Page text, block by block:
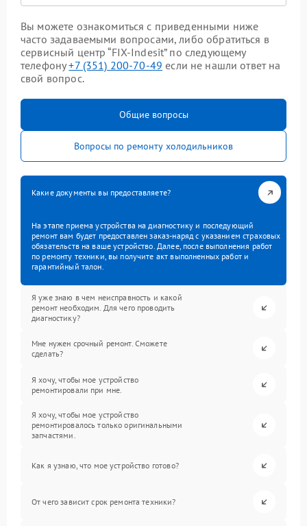
Вы можете ознакомиться с приведенными ниже
часто задаваемыми вопросами, либо обратиться в
сервисный центр “FIX-Indesit” по следующему
телефону+7 (351) 200-70-49 если не нашли ответ на
свой вопрос.
Общие вопросы
Вопросы по ремонту холодильников
Какие документы вы предоставляете?
На этапе приема устройства на диагностику и последующий
ремонт вам будет предоставлен заказ-наряд с указанием страховых
обязательств на ваше устройство. Далее, после выполнения работ
по ремонту техники, вы получите акт выполненных работ и
гарантийный талон.
Я уже знаю в чем неисправность и какой
ремонт необходим. Для чего проводить
диагностику?
Мне нужен срочный ремонт. Сможете
сделать?
Я хочу, чтобы мое устройство
ремонтировали при мне.
Я хочу, чтобы мое устройство
ремонтировалось только оригинальными
запчастями.
Как я узнаю, что мое устройство готово?
От чего зависит срок ремонта техники?